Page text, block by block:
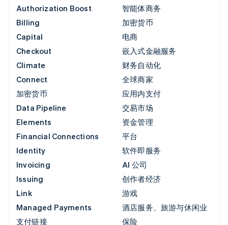
Authorization Boost
Billing
Capital
Checkout
Climate
Connect
加密货币
Data Pipeline
Elements
Financial Connections
Identity
Invoicing
Issuing
Link
Managed Payments
支付链接
智能体商务
加密货币
电商
嵌入式金融服务
财务自动化
全球商家
应用内支付
交易市场
资金管理
平台
软件即服务
AI 公司
创作者经济
游戏
酒店服务、旅游与休闲业
保险